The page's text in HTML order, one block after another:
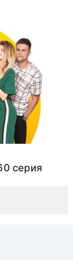
серия